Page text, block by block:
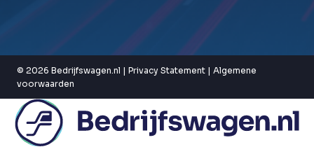
© 2026 Bedrijfswagen.nl | Privacy Statement | Algemene
voorwaarden